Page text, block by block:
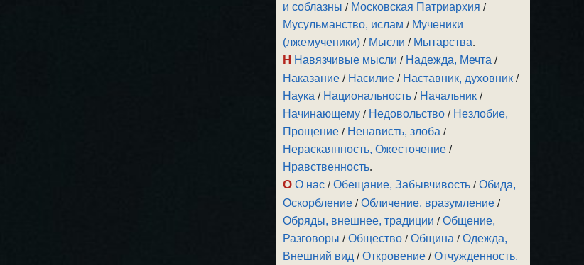
и соблазны / Московская Патриархия /
Мусульманство, ислам / Мученики
(лжемученики) / Мысли / Мытарства.
Н Навязчивые мысли / Надежда, Мечта /
Наказание / Насилие / Наставник, духовник /
Наука / Национальность / Начальник /
Начинающему / Недовольство / Незлобие,
Прощение / Ненависть, злоба /
Нераскаянность, Ожесточение /
Нравственность.
О О нас /Обещание, Забывчивость /Обида,
Оскорбление /Обличение, вразумление /
Обряды, внешнее, традиции /Общение,
Разговоры /Общество /Община /Одежда,
Внешний вид /Откровение /Отчужденность,